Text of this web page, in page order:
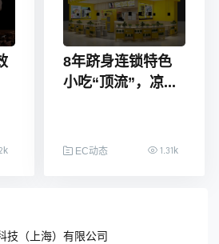
8年跻身连锁特色
小吃“顶流”，凉...
EC动态 1.31k
技（上海）有限公司